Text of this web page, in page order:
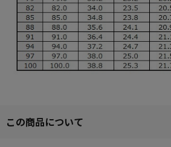
この商品について